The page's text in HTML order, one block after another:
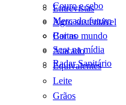
Entrevistas
Agro sustentável
Cartas
Scot na mídia
Radar Sanitário
Couro e sebo
Mercado futuro
Boi no mundo
Atacado
Equivalentes
Leite
Grãos